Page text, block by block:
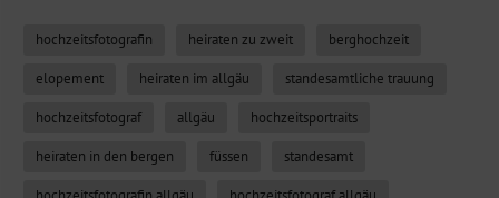
hochzeitsfotografin heiraten zu zweit berghochzeit
elopement heiraten im allgäu standesamtliche trauung
hochzeitsfotograf allgäu hochzeitsportraits
heiraten in den bergen füssen standesamt